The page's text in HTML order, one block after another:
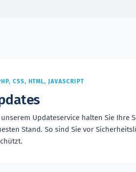
CSS, HTML, JAVASCRIPT
Updateservice halten Sie Ihre
Stand. So sind Sie vor